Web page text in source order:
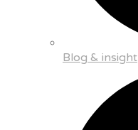
Blog & insight